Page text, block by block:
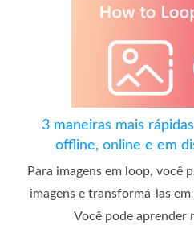
3 maneiras mais
offline, online e em
Para imagens em loop, você
imagens e transformá-las
Você pode aprender